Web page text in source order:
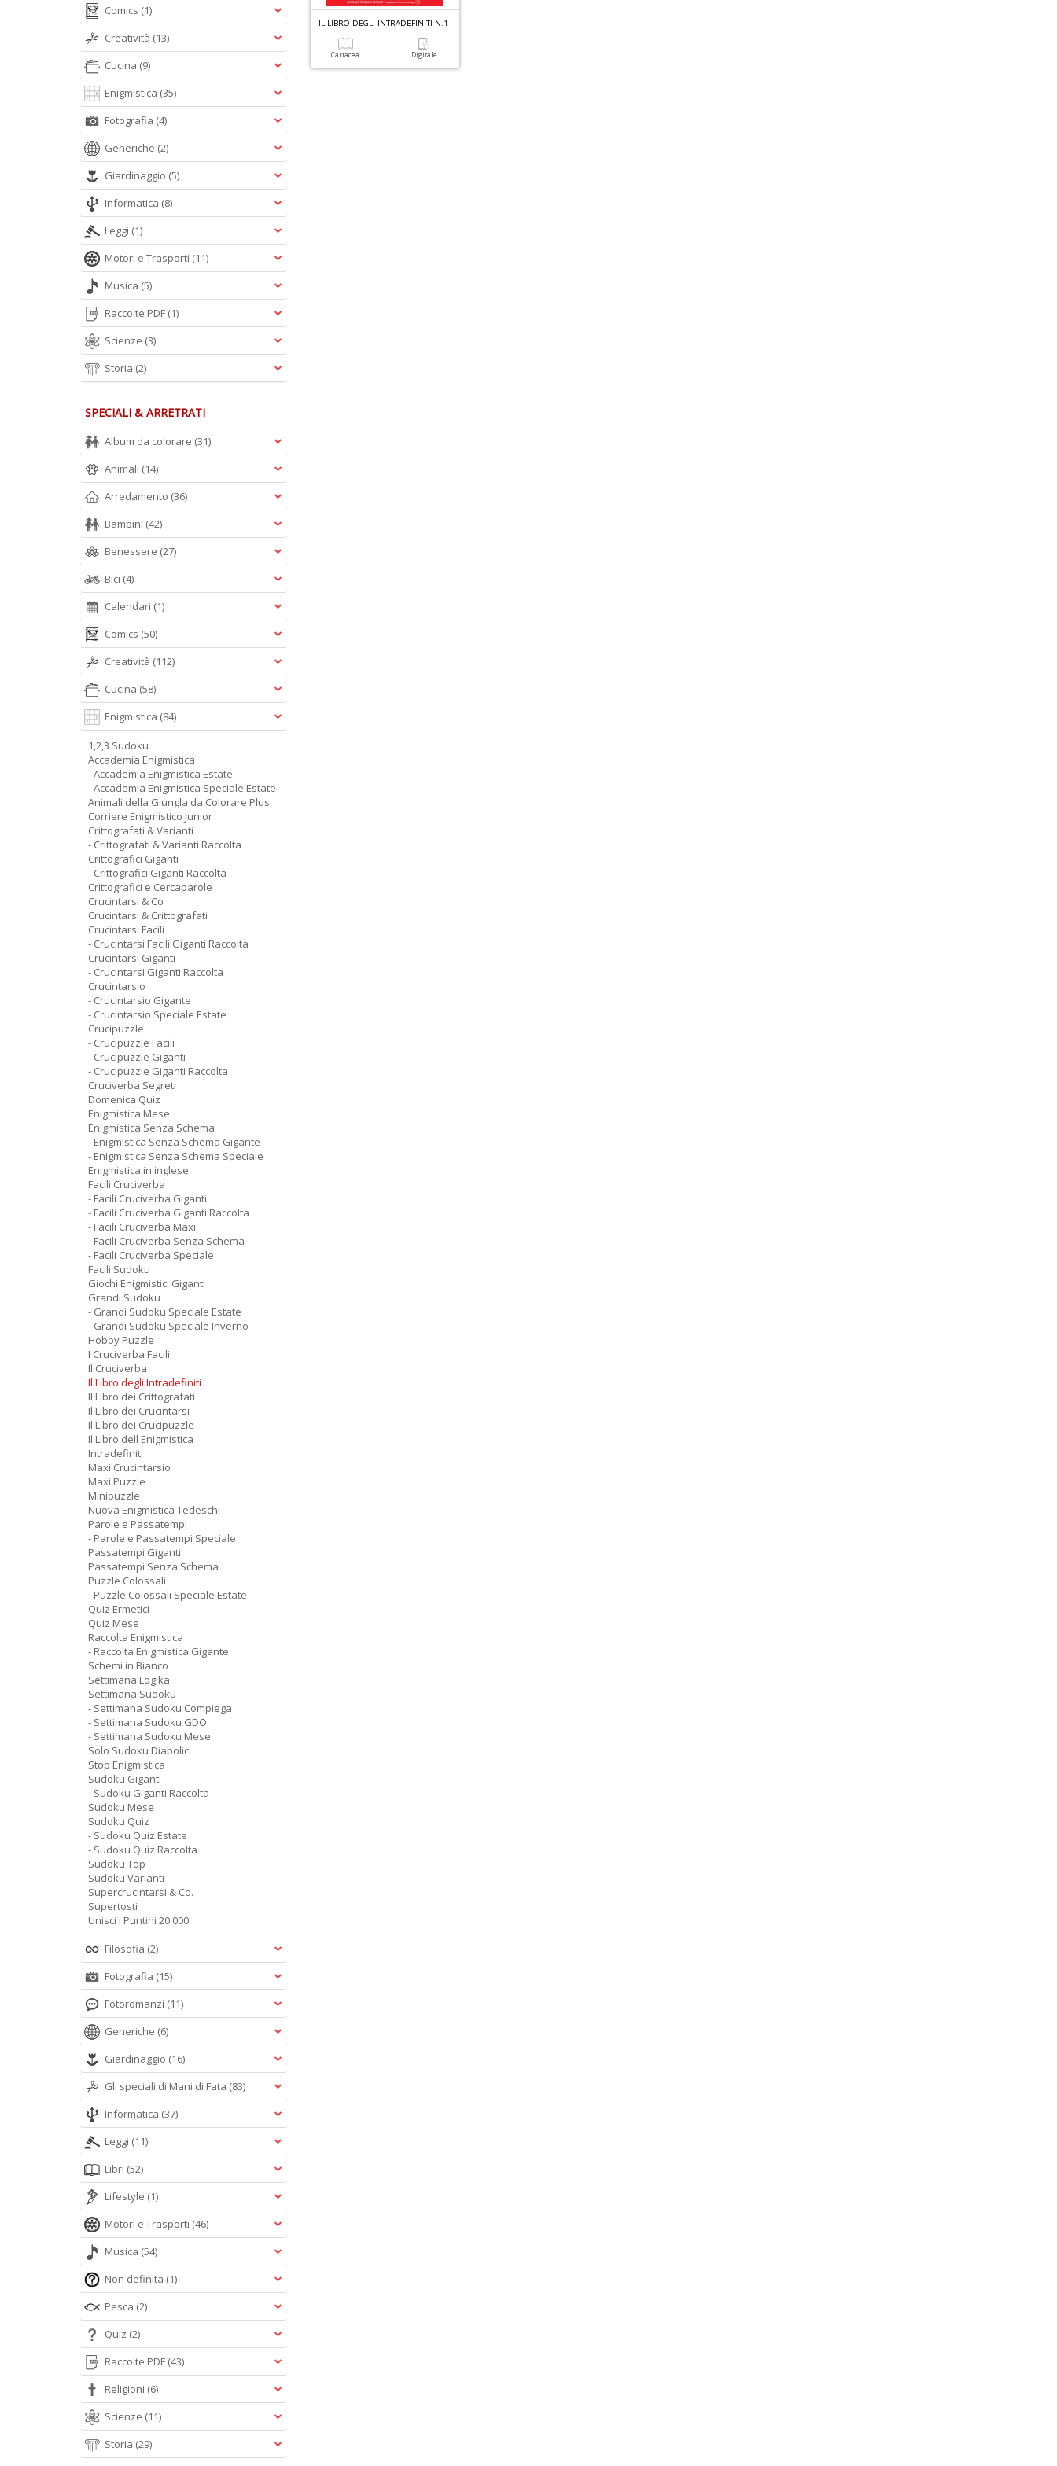
IL LIBRO DEGLI INTRADEFINITI N.1
Cartacea Digitale
Comics (1)
Creatività (13)
Cucina (9)
Enigmistica (35)
Fotografia (4)
Generiche (2)
Giardinaggio (5)
Informatica (8)
Leggi (1)
Motori e Trasporti (11)
Musica (5)
Raccolte PDF (1)
Scienze (3)
Storia (2)
SPECIALI & ARRETRATI
Album da colorare (31)
Animali (14)
Arredamento (36)
Bambini (42)
Benessere (27)
Bici (4)
Calendari (1)
Comics (50)
Creatività (112)
Cucina (58)
Enigmistica (84)
1,2,3 Sudoku
Accademia Enigmistica
- Accademia Enigmistica Estate
- Accademia Enigmistica Speciale Estate
Animali della Giungla da Colorare Plus
Corriere Enigmistico Junior
Crittografati & Varianti
- Crittografati & Varianti Raccolta
Crittografici Giganti
- Crittografici Giganti Raccolta
Crittografici e Cercaparole
Crucintarsi & Co
Crucintarsi & Crittografati
Crucintarsi Facili
- Crucintarsi Facili Giganti Raccolta
Crucintarsi Giganti
- Crucintarsi Giganti Raccolta
Crucintarsio
- Crucintarsio Gigante
- Crucintarsio Speciale Estate
Crucipuzzle
- Crucipuzzle Facili
- Crucipuzzle Giganti
- Crucipuzzle Giganti Raccolta
Cruciverba Segreti
Domenica Quiz
Enigmistica Mese
Enigmistica Senza Schema
- Enigmistica Senza Schema Gigante
- Enigmistica Senza Schema Speciale
Enigmistica in inglese
Facili Cruciverba
- Facili Cruciverba Giganti
- Facili Cruciverba Giganti Raccolta
- Facili Cruciverba Maxi
- Facili Cruciverba Senza Schema
- Facili Cruciverba Speciale
Facili Sudoku
Giochi Enigmistici Giganti
Grandi Sudoku
- Grandi Sudoku Speciale Estate
- Grandi Sudoku Speciale Inverno
Hobby Puzzle
I Cruciverba Facili
Il Cruciverba
Il Libro degli Intradefiniti
Il Libro dei Crittografati
Il Libro dei Crucintarsi
Il Libro dei Crucipuzzle
Il Libro dell Enigmistica
Intradefiniti
Maxi Crucintarsio
Maxi Puzzle
Minipuzzle
Nuova Enigmistica Tedeschi
Parole e Passatempi
- Parole e Passatempi Speciale
Passatempi Giganti
Passatempi Senza Schema
Puzzle Colossali
- Puzzle Colossali Speciale Estate
Quiz Ermetici
Quiz Mese
Raccolta Enigmistica
- Raccolta Enigmistica Gigante
Schemi in Bianco
Settimana Logika
Settimana Sudoku
- Settimana Sudoku Compiega
- Settimana Sudoku GDO
- Settimana Sudoku Mese
Solo Sudoku Diabolici
Stop Enigmistica
Sudoku Giganti
- Sudoku Giganti Raccolta
Sudoku Mese
Sudoku Quiz
- Sudoku Quiz Estate
- Sudoku Quiz Raccolta
Sudoku Top
Sudoku Varianti
Supercrucintarsi & Co.
Supertosti
Unisci i Puntini 20.000
Filosofia (2)
Fotografia (15)
Fotoromanzi (11)
Generiche (6)
Giardinaggio (16)
Gli speciali di Mani di Fata (83)
Informatica (37)
Leggi (11)
Libri (52)
Lifestyle (1)
Motori e Trasporti (46)
Musica (54)
Non definita (1)
Pesca (2)
Quiz (2)
Raccolte PDF (43)
Religioni (6)
Scienze (11)
Storia (29)